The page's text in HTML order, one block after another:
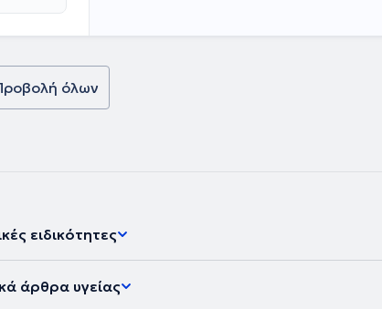
όλων
ειδικότητες
άρθρα υγείας